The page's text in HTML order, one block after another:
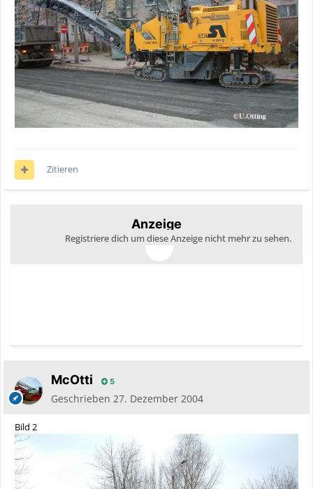
Zitieren
Anzeige
Registriere dich um diese Anzeige nicht mehr zu sehen.
McOtti 5
Geschrieben 27. Dezember 2004
Bild 2